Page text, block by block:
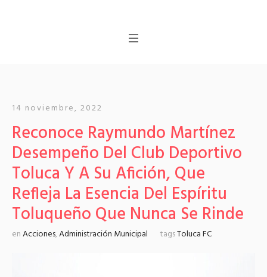
14 noviembre, 2022
Reconoce Raymundo Martínez
Desempeño Del Club Deportivo
Toluca Y A Su Afición, Que
Refleja La Esencia Del Espíritu
Toluqueño Que Nunca Se Rinde
enAcciones,Administración Municipal tagsToluca FC